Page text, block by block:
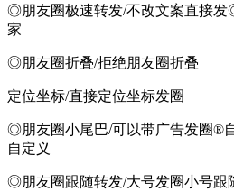
◎朋友圈极速转发/不改文案直接发
家
◎朋友圈折叠/拒绝朋友圈折叠
定位坐标/直接定位坐标发圈
◎朋友圈小尾巴/可以带广告发圈®
自定义
◎朋友圈跟随转发/大号发圈小号跟